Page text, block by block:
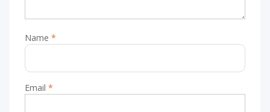
Name *
Email *